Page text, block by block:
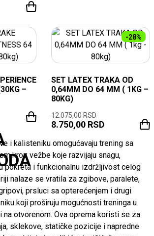
–
-28%
SET LATEX TRAKA OD
0,64MM DO 64 MM ( 1KG –
80KG)
12.075,00RSD
8.750,00 RSD
i kalisteniku omogućavaju trening sa
kroz vežbe koje razvijaju snagu,
pokreta i funkcionalnu izdržljivost celog
nalaze se vratila za zgibove, paralete,
prsluci sa opterećenjem i drugi
koji proširuju mogućnosti treninga u
na otvorenom. Ova oprema koristi se za
sklekove, statičke pozicije i napredne